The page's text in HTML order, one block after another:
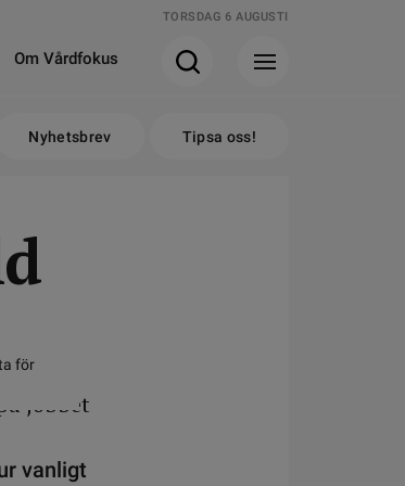
TORSDAG 6 AUGUSTI
Om Vårdfokus
Nyhetsbrev Tipsa oss!
för
vanligt